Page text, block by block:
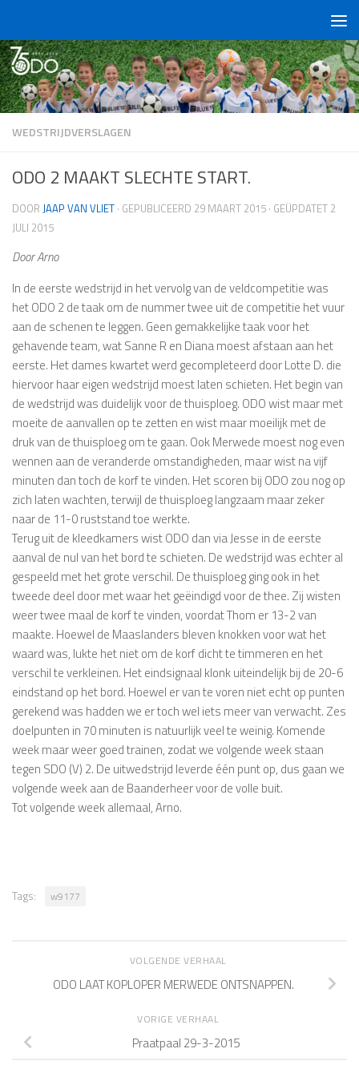
WEDSTRIJDVERSLAGEN
ODO 2 MAAKT SLECHTE START.
DOOR JAAP VAN VLIET · GEPUBLICEERD 29 MAART 2015 · GEÜPDATET 2
JULI 2015
Door Arno
In de eerste wedstrijd in het vervolg van de veldcompetitie was
het ODO 2 de taak om de nummer twee uit de competitie het vuur
aan de schenen te leggen. Geen gemakkelijke taak voor het
gehavende team, wat Sanne R en Diana moest afstaan aan het
eerste. Het dames kwartet werd gecompleteerd door Lotte D. die
hiervoor haar eigen wedstrijd moest laten schieten. Het begin van
de wedstrijd was duidelijk voor de thuisploeg. ODO wist maar met
moeite de aanvallen op te zetten en wist maar moeilijk met de
druk van de thuisploeg om te gaan. Ook Merwede moest nog even
wennen aan de veranderde omstandigheden, maar wist na vijf
minuten dan toch de korf te vinden. Het scoren bij ODO zou nog op
zich laten wachten, terwijl de thuisploeg langzaam maar zeker
naar de 11-0 ruststand toe werkte.
Terug uit de kleedkamers wist ODO dan via Jesse in de eerste
aanval de nul van het bord te schieten. De wedstrijd was echter al
gespeeld met het grote verschil. De thuisploeg ging ook in het
tweede deel door met waar het geëindigd voor de thee. Zij wisten
weer twee maal de korf te vinden, voordat Thom er 13-2 van
maakte. Hoewel de Maaslanders bleven knokken voor wat het
waard was, lukte het niet om de korf dicht te timmeren en het
verschil te verkleinen. Het eindsignaal klonk uiteindelijk bij de 20-6
eindstand op het bord. Hoewel er van te voren niet echt op punten
gerekend was hadden we er toch wel iets meer van verwacht. Zes
doelpunten in 70 minuten is natuurlijk veel te weinig. Komende
week maar weer goed trainen, zodat we volgende week staan
tegen SDO (V) 2. De uitwedstrijd leverde één punt op, dus gaan we
volgende week aan de Baanderheer voor de volle buit.
Tot volgende week allemaal, Arno.
Tags: w9177
VOLGENDE VERHAAL
ODO LAAT KOPLOPER MERWEDE ONTSNAPPEN.
VORIGE VERHAAL
Praatpaal 29-3-2015